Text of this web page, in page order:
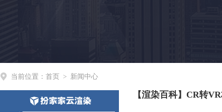
当前位置： 首页 > 新闻中心
【渲染百科】CR转